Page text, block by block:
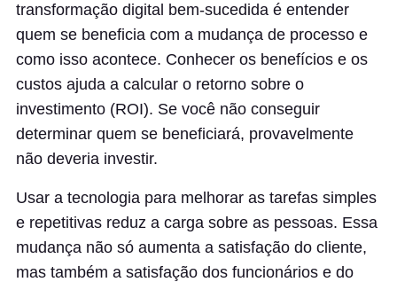
transformação digital bem-sucedida é entender
quem se beneficia com a mudança de processo e
como isso acontece. Conhecer os benefícios e os
custos ajuda a calcular o retorno sobre o
investimento (ROI). Se você não conseguir
determinar quem se beneficiará, provavelmente
não deveria investir.
Usar a tecnologia para melhorar as tarefas simples
e repetitivas reduz a carga sobre as pessoas. Essa
mudança não só aumenta a satisfação do cliente,
mas também a satisfação dos funcionários e do